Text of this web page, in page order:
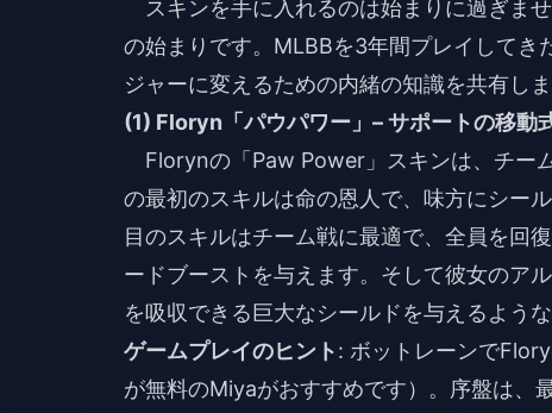
スキンを手に入れるのは始まりに過ぎま
の始まりです。MLBBを3年間プレイしてき
ジャーに変えるための内緒の知識を共有しま
(1) Floryn「パウパワー」– サポートの移動
Florynの「Paw Power」スキンは、チー
の最初のスキルは命の恩人で、味方にシー
目のスキルはチーム戦に最適で、全員を回
ードブーストを与えます。そして彼女のア
を吸収できる巨大なシールドを与えるよう
ゲームプレイのヒント: ボットレーンで
が無料のMiyaがおすすめです）。序盤は、